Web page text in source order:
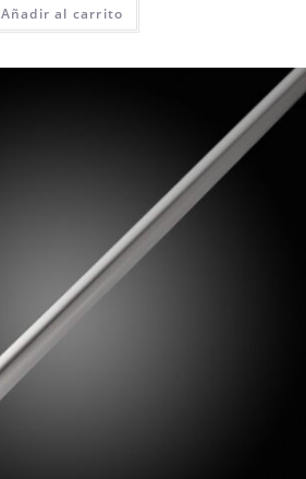
Añadir al carrito